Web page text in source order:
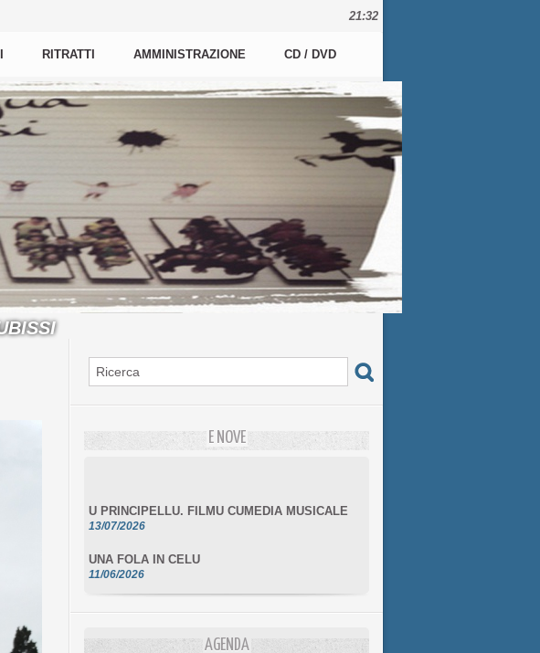
21:32
RITRATTI AMMINISTRAZIONE CD / DVD
E NOVE
UNA FOLA IN CELU
DA SCIMULÌ
10/06/2026
10/06/2026 AGENDA